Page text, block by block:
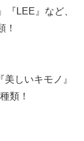
『LEE』など、
！
しいキモノ』
類！